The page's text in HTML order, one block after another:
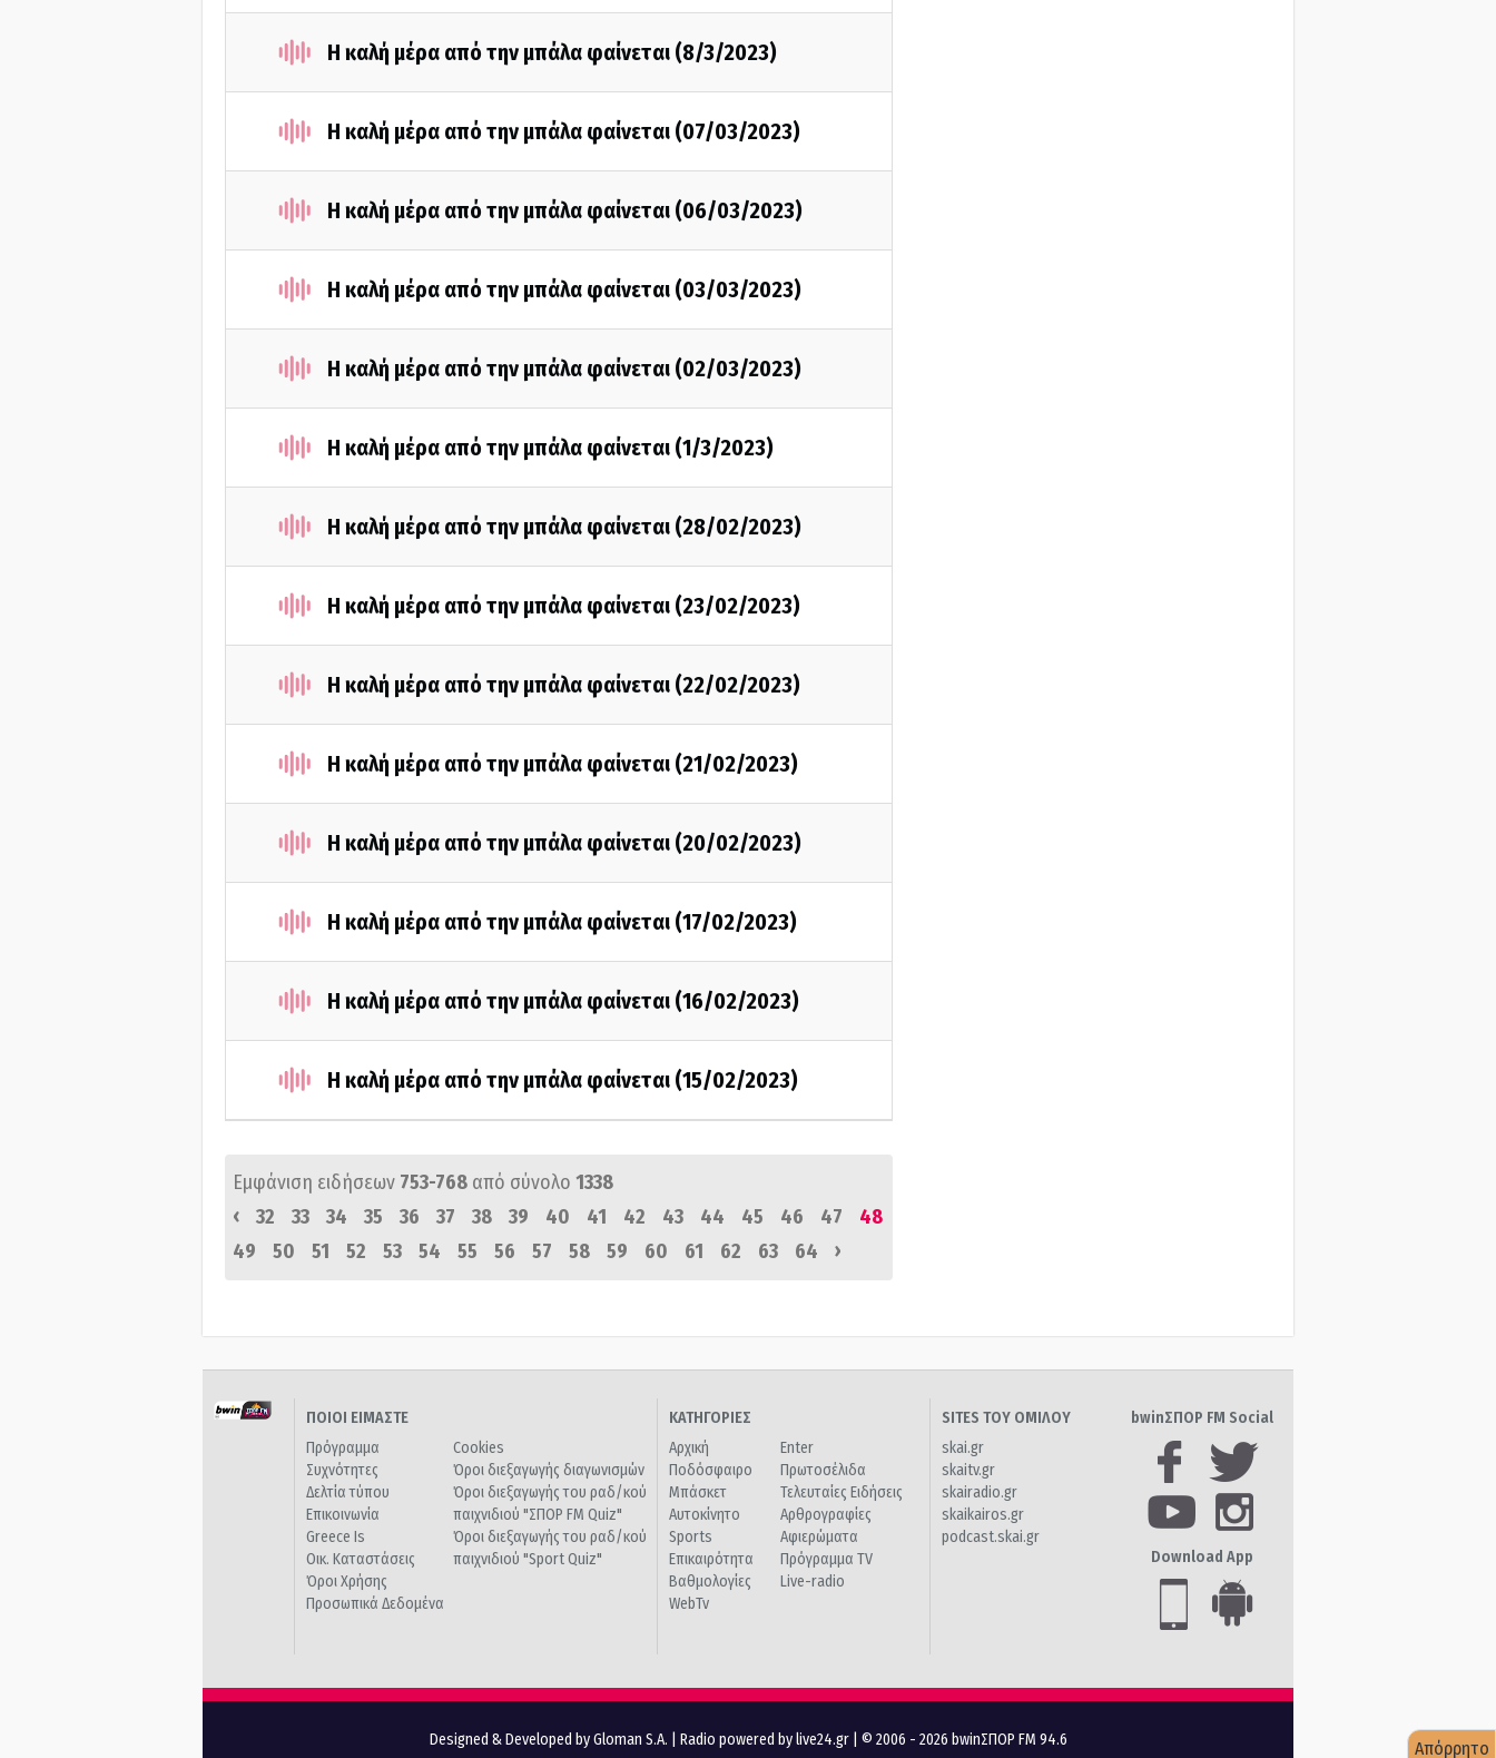
Η καλή μέρα από την μπάλα φαίνεται (8/3/2023)
Η καλή μέρα από την μπάλα φαίνεται (07/03/2023)
Η καλή μέρα από την μπάλα φαίνεται (06/03/2023)
Η καλή μέρα από την μπάλα φαίνεται (03/03/2023)
Η καλή μέρα από την μπάλα φαίνεται (02/03/2023)
Η καλή μέρα από την μπάλα φαίνεται (1/3/2023)
Η καλή μέρα από την μπάλα φαίνεται (28/02/2023)
Η καλή μέρα από την μπάλα φαίνεται (23/02/2023)
Η καλή μέρα από την μπάλα φαίνεται (22/02/2023)
Η καλή μέρα από την μπάλα φαίνεται (21/02/2023)
Η καλή μέρα από την μπάλα φαίνεται (20/02/2023)
Η καλή μέρα από την μπάλα φαίνεται (17/02/2023)
Η καλή μέρα από την μπάλα φαίνεται (16/02/2023)
Η καλή μέρα από την μπάλα φαίνεται (15/02/2023)
Εμφάνιση ειδήσεων 753-768 από σύνολο 1338
‹
32 33 34 35 36 37 38 39 40 41 42 43 44 45 46 47
48
49
50 51 52 53 54 55 56 57 58 59 60 61 62 63 64 ›
ΠΟΙΟΙ ΕΙΜΑΣΤΕ
Πρόγραμμα
Συχνότητες
Δελτία τύπου
Επικοινωνία
Greece Is
Οικ. Καταστάσεις
Όροι Χρήσης
Προσωπικά Δεδομένα
Cookies
Όροι διεξαγωγής διαγωνισμών
Όροι διεξαγωγής του ραδ/κού
παιχνιδιού "ΣΠΟΡ FM Quiz"
Όροι διεξαγωγής του ραδ/κού
παιχνιδιού "Sport Quiz"
ΚΑΤΗΓΟΡΙΕΣ
Αρχική
Ποδόσφαιρο
Μπάσκετ
Αυτοκίνητο
Sports
Επικαιρότητα
Βαθμολογίες
WebTv
Enter
Πρωτοσέλιδα
Τελευταίες Ειδήσεις
Αρθρογραφίες
Αφιερώματα
Πρόγραμμα TV
Live-radio
SITES ΤΟΥ ΟΜΙΛΟΥ
skai.gr
skaitv.gr
skairadio.gr
skaikairos.gr
podcast.skai.gr
bwinΣΠΟΡ FM Social
Download App
Designed & Developed by Gloman S.A. Radio powered by live24.gr | © 2006 - 2026 bwinΣΠΟΡ FM 94.6 Απόρρητο